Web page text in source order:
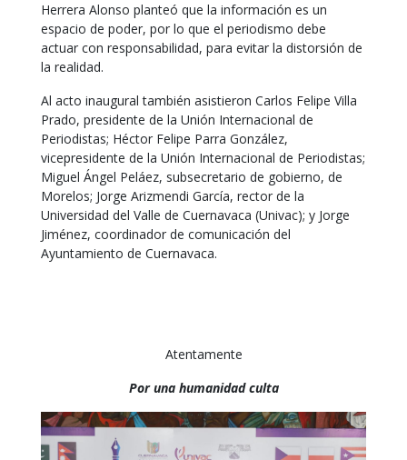
Herrera Alonso planteó que la información es un
espacio de poder, por lo que el periodismo debe
actuar con responsabilidad, para evitar la distorsión de
la realidad.
Al acto inaugural también asistieron Carlos Felipe Villa
Prado, presidente de la Unión Internacional de
Periodistas; Héctor Felipe Parra González,
vicepresidente de la Unión Internacional de Periodistas;
Miguel Ángel Peláez, subsecretario de gobierno, de
Morelos; Jorge Arizmendi García, rector de la
Universidad del Valle de Cuernavaca (Univac); y Jorge
Jiménez, coordinador de comunicación del
Ayuntamiento de Cuernavaca.
Atentamente
Por una humanidad culta